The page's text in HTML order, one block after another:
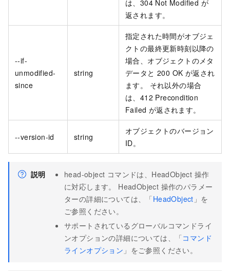
は、304 Not Modified が
返されます。
--if-
unmodified-
since
string
指定された時間がオブジェ
クトの最終更新時刻以降の
場合、オブジェクトのメタ
データと 200 OK が返され
ます。 それ以外の場合
は、412 Precondition
Failed が返されます。
--version-id string
オブジェクトのバージョン
ID。
説明
head-object コマンドは、HeadObject 操作
に対応します。 HeadObject 操作のパラメー
ターの詳細については、「HeadObject 」を
ご参照ください。
サポートされているグローバルコマンドライ
ンオプションの詳細については、「コマンド
ラインオプション 」をご参照ください。